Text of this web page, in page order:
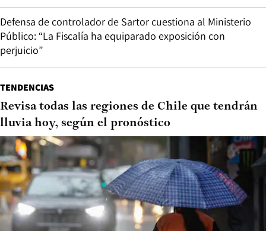
Defensa de controlador de Sartor cuestiona al Ministerio
Público: “La Fiscalía ha equiparado exposición con
perjuicio”
TENDENCIAS
Revisa todas las regiones de Chile que tendrán
lluvia hoy, según el pronóstico